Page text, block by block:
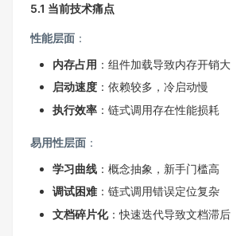
5.1 当前技术痛点
性能层面 ：
内存占用 ：组件加载导致内存开销大
启动速度 ：依赖较多，冷启动慢
执行效率 ：链式调用存在性能损耗
易用性层面 ：
学习曲线 ：概念抽象，新手门槛高
调试困难：链式调用错误定位复杂
文档碎片化：快速迭代导致文档滞后